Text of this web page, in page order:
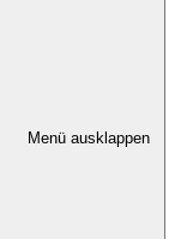
Menü ausklappen